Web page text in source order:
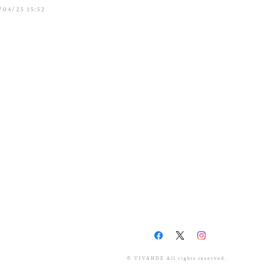
04/25 15:52
© VIVAHDE All rights reserved.